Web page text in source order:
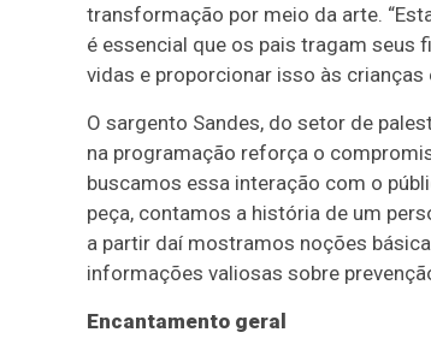
transformação por meio da arte.
é essencial que os pais tragam seus
vidas e proporcionar isso às crianças
O sargento Sandes, do setor de
na programação reforça o
buscamos essa interação com o
peça, contamos a história de um
a partir daí mostramos noções
informações valiosas sobre
Encantamento geral